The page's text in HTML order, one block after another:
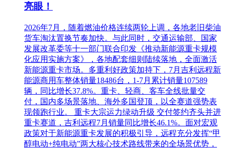
亮眼！
2026年7月，随着燃油价格连续两轮上调，各地老旧柴油
货车淘汰置换节奏加快。与此同时，交通运输部、国家
发展改革委等十一部门联合印发《推动新能源重卡规模
化应用实施方案》，各地配套细则陆续落地，全面激活
新能源重卡市场。多重利好政策加持下，7月吉利远程新
能源商用车整体销量18486台，1-7月累计销量107589
辆，同比增长37.8%。重卡、轻商、客车全线批量交
付，国内多场景落地、海外多国登顶，以全赛道强势表
现领跑行业。 重卡大宗运力绿动升级 交付签约齐头并进
重卡赛道，吉利远程7月销量同比增长46.1%。面对宏观
政策对于新能源重卡发展的积极引导，远程充分发挥“甲
醇电动+纯电动”两大核心技术路线带来的全场景优势，